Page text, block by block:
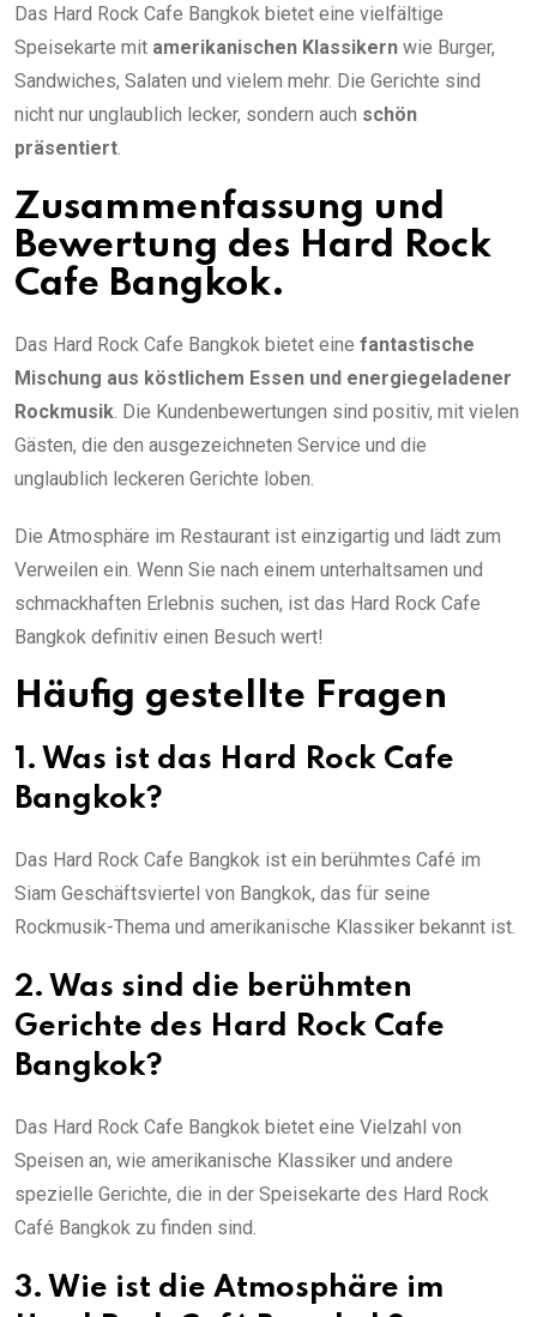
Das Hard Rock Cafe Bangkok bietet eine vielfältige
Speisekarte mit amerikanischen Klassikern wie Burger,
Sandwiches, Salaten und vielem mehr. Die Gerichte sind
nicht nur unglaublich lecker, sondern auch schön
präsentiert
Zusammenfassung und
Bewertung des Hard Rock
Cafe Bangkok.
Das Hard Rock Cafe Bangkok bietet eine fantastische
Mischung aus köstlichem Essen und energiegeladener
Rockmusik . Die Kundenbewertungen sind positiv, mit vielen
Gästen, die den ausgezeichneten Service und die
unglaublich leckeren Gerichte loben.
Die Atmosphäre im Restaurant ist einzigartig und lädt zum
Verweilen ein. Wenn Sie nach einem unterhaltsamen und
schmackhaften Erlebnis suchen, ist das Hard Rock Cafe
Bangkok definitiv einen Besuch wert!
Häufig gestellte Fragen
1. Was ist das Hard Rock Cafe
Bangkok?
Das Hard Rock Cafe Bangkok ist ein berühmtes Café im
Siam Geschäftsviertel von Bangkok, das für seine
Rockmusik-Thema und amerikanische Klassiker bekannt ist.
2. Was sind die berühmten
Gerichte des Hard Rock Cafe
Bangkok?
Das Hard Rock Cafe Bangkok bietet eine Vielzahl von
Speisen an, wie amerikanische Klassiker und andere
spezielle Gerichte, die in der Speisekarte des Hard Rock
Café Bangkok zu finden sind.
3. Wie ist die Atmosphäre im